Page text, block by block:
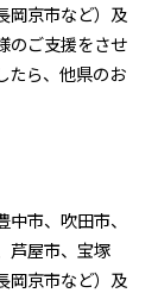
岡京市など）及
のご支援をさせ
たら、他県のお
中市、吹田市、
芦屋市、宝塚
岡京市など）及